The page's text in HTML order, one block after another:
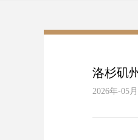
洛杉矶
2026年-05